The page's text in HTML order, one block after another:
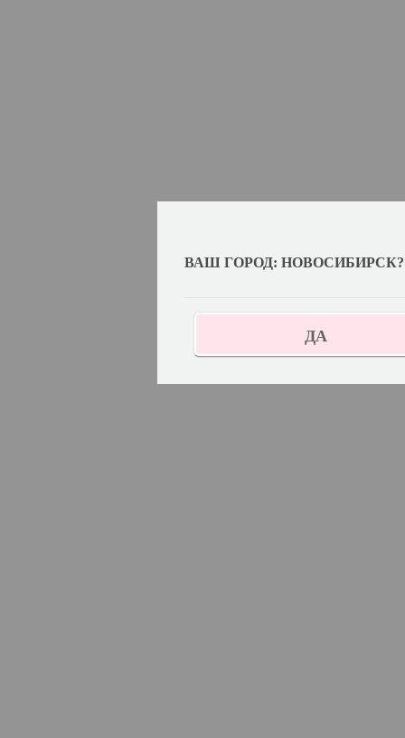
ВАШ ГОРОД: НОВОСИБИРСК?
ДА